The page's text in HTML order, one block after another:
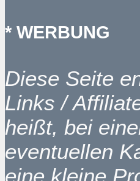
* WERBUNG
Diese Seite
Links /
heißt, bei
eventuellen
eine kleine